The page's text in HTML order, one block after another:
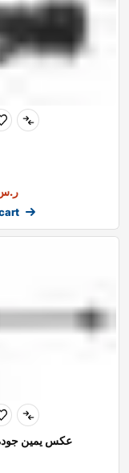
عكس يمين